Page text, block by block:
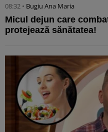
08:32 • Bugiu ⁠Ana Maria
Micul dejun care
protejează sănătatea!